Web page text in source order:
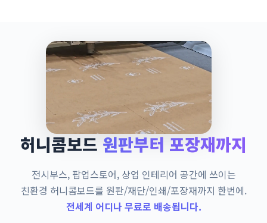
허니콤보드 원판부터 포장재까지
전시부스, 팝업스토어, 상업 인테리어 공간에 쓰이는
친환경 허니콤보드를 원판/재단/인쇄/포장재까지 한번에.
전세계 어디나 무료로 배송됩니다.